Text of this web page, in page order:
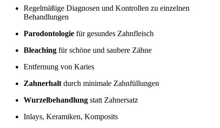
Regelmäßige Diagnosen und Kontrollen zu einzelnen
Behandlungen
Parodontologie für gesundes Zahnfleisch
Bleaching für schöne und saubere Zähne
Entfernung von Karies
Zahnerhalt durch minimale Zahnfüllungen
Wurzelbehandlung statt Zahnersatz
Inlays, Keramiken, Komposits